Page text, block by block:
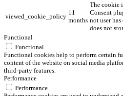
viewed_cookie_policy
11
months
The cookie
Consent
not user
does not
Functional
Functional
Functional cookies help to perform certain
content of the website on social media
third-party features.
Performance
Performance